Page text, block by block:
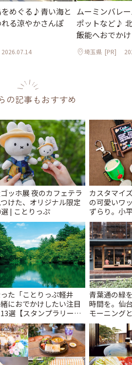
めぐる♪青い海と
る涼やかさんぽ
2026.07.14
ムーミンバレ
ポットなど♪
飯能へおでかけ
埼玉県[PR]
の記事もおすすめ
ッホ展 夜のカフェテラ
けた、オリジナル限定
| ことりっぷ
カスタマイ
の可愛いワ
ずらり。小
T&K」 | こ
た「ことりっぷ軽井
におでかけしたい注目
選【スタンプラリー開
とりっぷ
青葉通の緑
時間を。仙
モーニング